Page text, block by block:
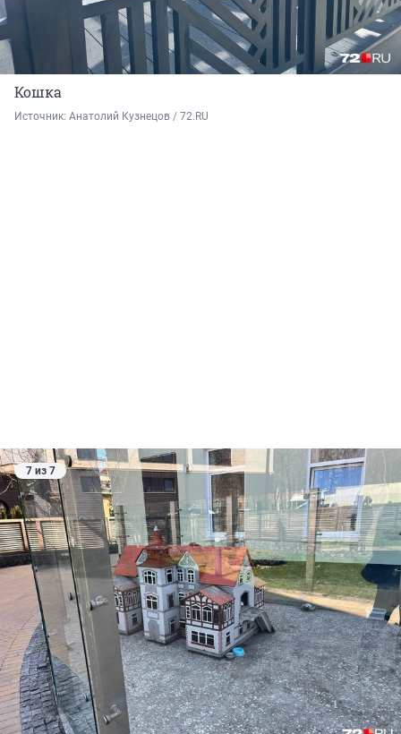
Кошка
Источник: Анатолий Кузнецов / 72.RU
7 из 7